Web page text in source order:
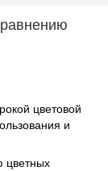
цветовой
и
цветных